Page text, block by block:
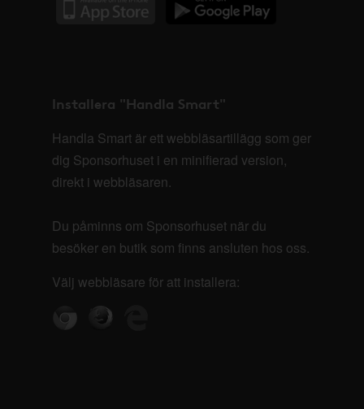
Installera "Handla Smart"
Handla Smart är ett webbläsartillägg som ger
dig Sponsorhuset i en minifierad version,
direkt i webbläsaren.
Du påminns om Sponsorhuset när du
besöker en butik som finns ansluten hos oss.
Välj webbläsare för att installera: